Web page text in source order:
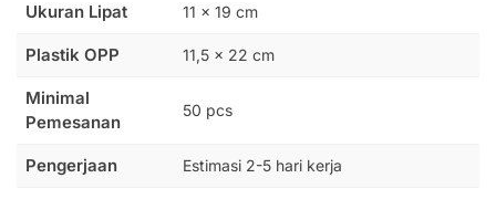
Ukuran Lipat 11 x 19 cm
Plastik OPP 11,5 x 22 cm
Minimal
Pemesanan
50 pcs
Pengerjaan Estimasi 2-5 hari kerja